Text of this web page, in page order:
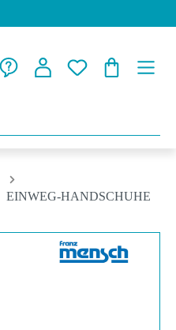
EINWEG-HANDSCHUHE